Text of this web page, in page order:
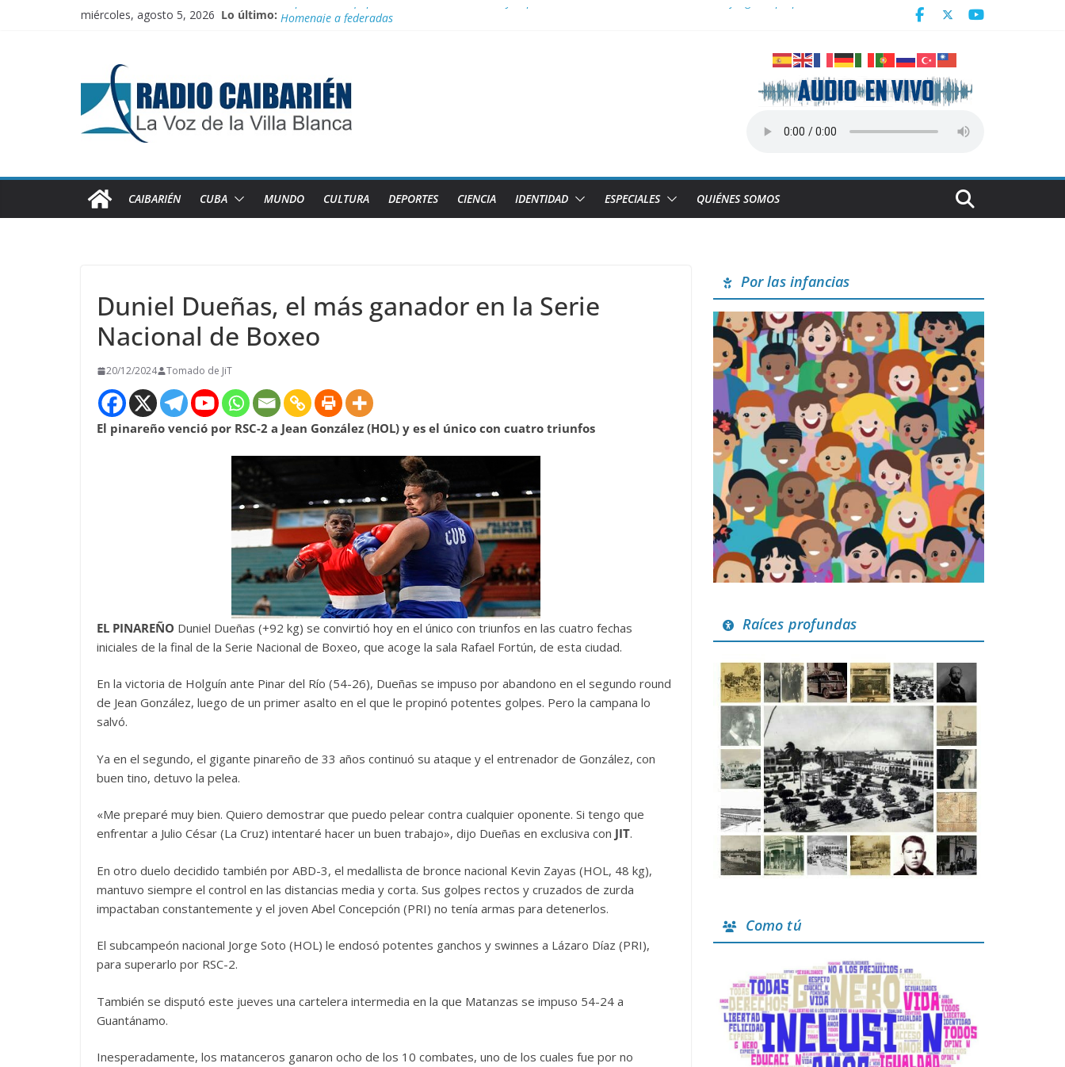
miércoles, agosto 5, 2026 Lo último: Empatan los equipos Tiburones de Caibarién y la preselección de béisbol de Villa Clara en juego de preparación
Canciller cubano denuncia pretexto EEUU para genocidio contra la isla
CAIBARIÉN CUBA MUNDO CULTURA DEPORTES CIENCIA IDENTIDAD ESPECIALES QUIÉNES SOMOS
Duniel Dueñas, el más ganador en la Serie
Nacional de Boxeo
20/12/2024 Tomado de JiT
El pinareño venció por RSC-2 a Jean González (HOL) y es el único con cuatro triunfos
EL PINAREÑO Duniel Dueñas (+92 kg) se convirtió hoy en el único con triunfos en las cuatro fechas
iniciales de la final de la Serie Nacional de Boxeo, que acoge la sala Rafael Fortún, de esta ciudad.
En la victoria de Holguín ante Pinar del Río (54-26), Dueñas se impuso por abandono en el segundo round
de Jean González, luego de un primer asalto en el que le propinó potentes golpes. Pero la campana lo
salvó.
Ya en el segundo, el gigante pinareño de 33 años continuó su ataque y el entrenador de González, con
buen tino, detuvo la pelea.
«Me preparé muy bien. Quiero demostrar que puedo pelear contra cualquier oponente. Si tengo que
enfrentar a Julio César (La Cruz) intentaré hacer un buen trabajo», dijo Dueñas en exclusiva con JIT.
En otro duelo decidido también por ABD-3, el medallista de bronce nacional Kevin Zayas (HOL, 48 kg),
mantuvo siempre el control en las distancias media y corta. Sus golpes rectos y cruzados de zurda
impactaban constantemente y el joven Abel Concepción (PRI) no tenía armas para detenerlos.
El subcampeón nacional Jorge Soto (HOL) le endosó potentes ganchos y swinnes a Lázaro Díaz (PRI),
para superarlo por RSC-2.
También se disputó este jueves una cartelera intermedia en la que Matanzas se impuso 54-24 a
Guantánamo.
Inesperadamente, los matanceros ganaron ocho de los 10 combates, uno de los cuales fue por no
Por las infancias
Raíces profundas
Como tú